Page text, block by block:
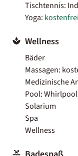
Tischtennis:
Yoga: kostenfrei
Wellness
Bäder
Massagen:
Medizinische
Pool: Whirlpool
Solarium
Spa
Wellness